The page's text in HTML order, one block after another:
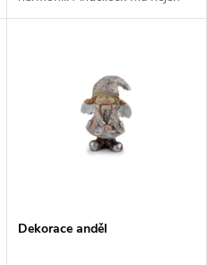
dekorativní účel, ale může také
Dekorace anděl